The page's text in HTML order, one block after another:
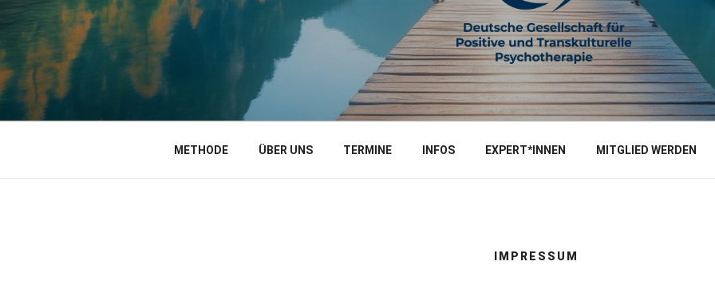
DGPP
Deutsche Gesellschaft für Positive und Transkulturelle Psychotherapie
METHODE ÜBER UNS TERMINE INFOS EXPERT*INNEN MITGLIED WERDEN
IMPRESSUM